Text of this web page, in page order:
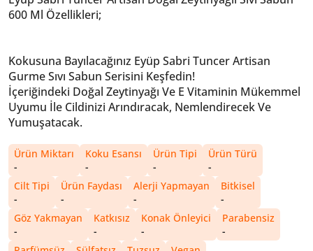
600 Ml Özellikleri;
Kokusuna Bayılacağınız Eyüp Sabri Tuncer Artisan
Gurme Sıvı Sabun Serisini Keşfedin!
İçeriğindeki Doğal Zeytinyağı Ve E Vitaminin Mükemmel
Uyumu İle Cildinizi Arındıracak, Nemlendirecek Ve
Yumuşatacak.
Ürün Miktarı
-
Koku Esansı
-
Ürün Tipi
-
Ürün Türü
-
Cilt Tipi
-
Ürün Faydası
-
Alerji Yapmayan
-
Bitkisel
-
Göz Yakmayan
-
Katkısız
-
Konak Önleyici
-
Parabensiz
-